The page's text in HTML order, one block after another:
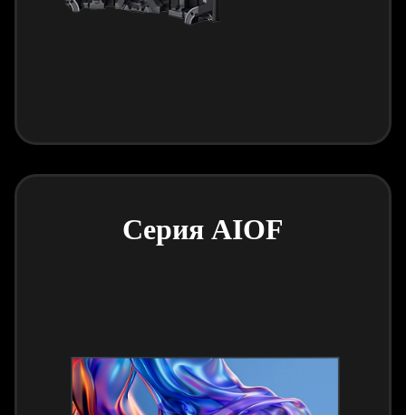
Серия AIOF